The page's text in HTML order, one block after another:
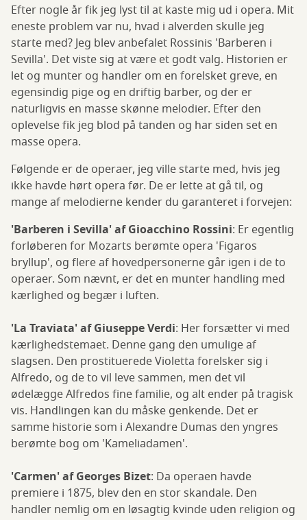
Efter nogle år fik jeg lyst til at kaste mig ud i opera. Mit
eneste problem var nu, hvad i alverden skulle jeg
starte med? Jeg blev anbefalet Rossinis 'Barberen i
Sevilla'. Det viste sig at være et godt valg. Historien er
let og munter og handler om en forelsket greve, en
egensindig pige og en driftig barber, og der er
naturligvis en masse skønne melodier. Efter den
oplevelse fik jeg blod på tanden og har siden set en
masse opera.
Følgende er de operaer, jeg ville starte med, hvis jeg
ikke havde hørt opera før. De er lette at gå til, og
mange af melodierne kender du garanteret i forvejen:
'Barberen i Sevilla' af Gioacchino Rossini: Er egentlig
forløberen for Mozarts berømte opera 'Figaros
bryllup', og flere af hovedpersonerne går igen i de to
operaer. Som nævnt, er det en munter handling med
kærlighed og begær i luften.
'La Traviata' af Giuseppe Verdi: Her forsætter vi med
kærlighedstemaet. Denne gang den umulige af
slagsen. Den prostituerede Violetta forelsker sig i
Alfredo, og de to vil leve sammen, men det vil
ødelægge Alfredos fine familie, og alt ender på tragisk
vis. Handlingen kan du måske genkende. Det er
samme historie som i Alexandre Dumas den yngres
berømte bog om 'Kameliadamen'.
'Carmen' af Georges Bizet: Da operaen havde
premiere i 1875, blev den en stor skandale. Den
handler nemlig om en løsagtig kvinde uden religion og